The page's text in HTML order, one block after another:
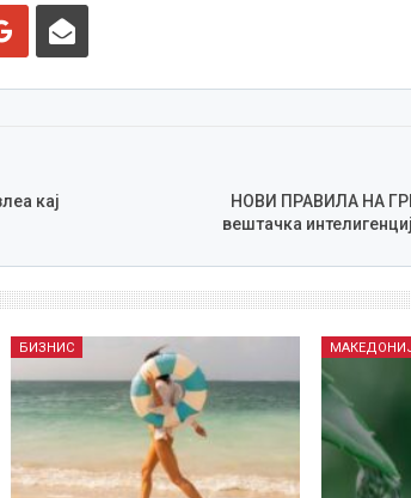
кај
НОВИ ПРАВИЛА НА
вештачка
БИЗНИС